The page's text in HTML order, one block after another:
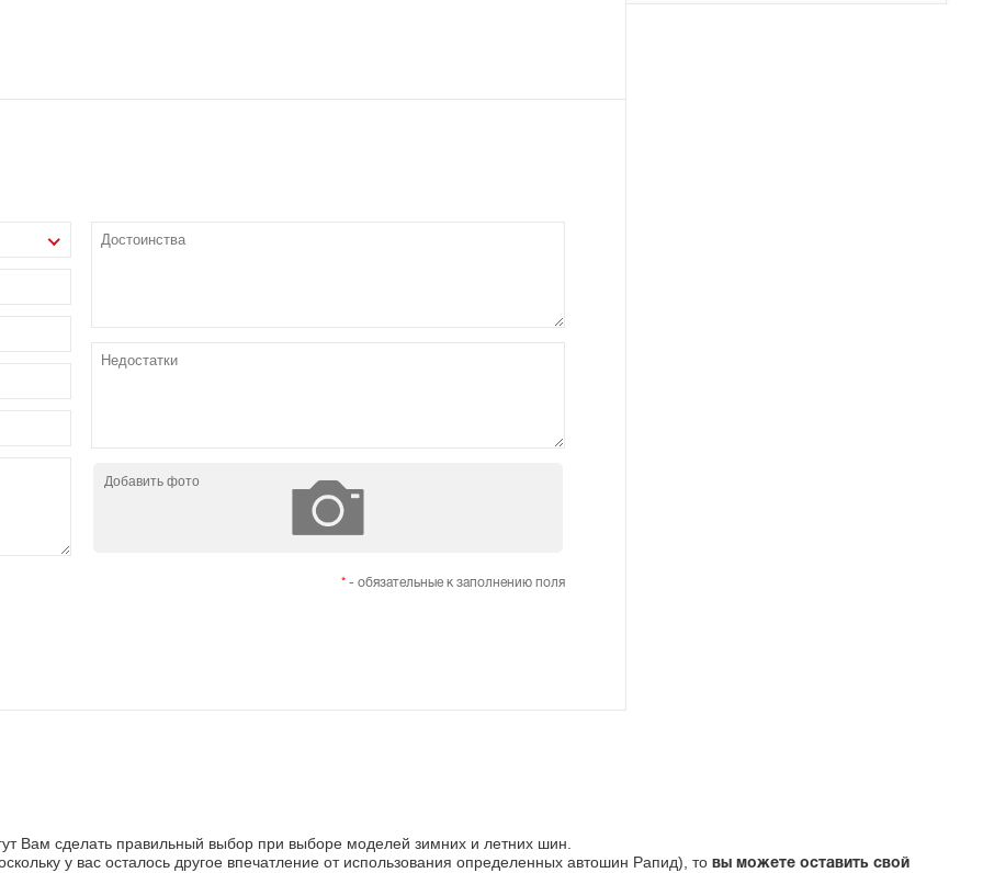
Добавить фото
*- обязательные к заполнению поля
Вам сделать правильный выбор при выборе моделей зимних и летних шин.
у вас осталось другое впечатление от использования определенных автошин Рапид), то вы можете оставить свой